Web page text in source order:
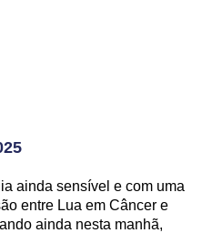
ainda sensível e com uma
entre Lua em Câncer e
ainda nesta manhã,